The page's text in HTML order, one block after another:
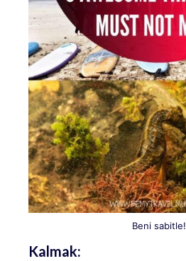
Beni sabitle!
Kalmak: